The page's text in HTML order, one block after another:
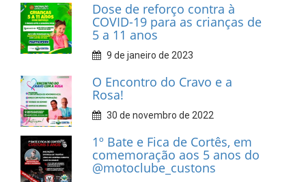
Dose de reforço contra à
COVID-19 para as crianças de
5 a 11 anos
9 de janeiro de 2023
O Encontro do Cravo e a
Rosa!
30 de novembro de 2022
1º Bate e Fica de Cortês, em
comemoração aos 5 anos do
@motoclube_custons